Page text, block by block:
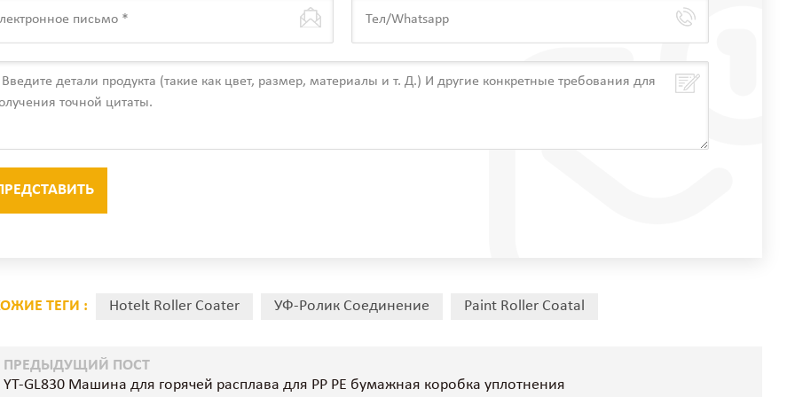
ТЕГИ : Hotelt Roller Coater УФ-Ролик Соединение Paint Roller Coatal
ПРЕДЫДУЩИЙ ПОСТ
YT-GL830 Машина для горячей расплава для PP PE бумажная коробка уплотнения